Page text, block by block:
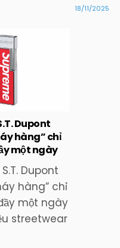
18/11/2025
Dupont
hàng” chỉ
một ngày
Dupont
hàng” chỉ
một ngày
streetwear